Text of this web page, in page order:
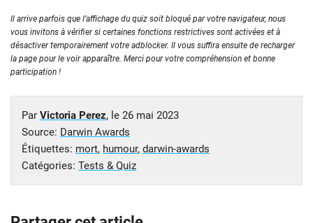
Il arrive parfois que l’affichage du quiz soit bloqué par votre navigateur, nous
vous invitons à vérifier si certaines fonctions restrictives sont activées et à
désactiver temporairement votre adblocker. Il vous suffira ensuite de recharger
la page pour le voir apparaître. Merci pour votre compréhension et bonne
participation !
Par Victoria Perez, le 26 mai 2023
Source: Darwin Awards
Étiquettes: mort, humour, darwin-awards
Catégories: Tests & Quiz